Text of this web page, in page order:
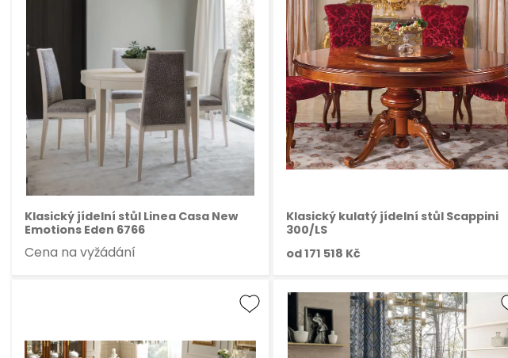
Klasický jídelní stůl Linea Casa New
Emotions Eden 6766
Cena na vyžádání
Klasický kulatý jídelní stůl Scappini
300/LS
od171 518 Kč